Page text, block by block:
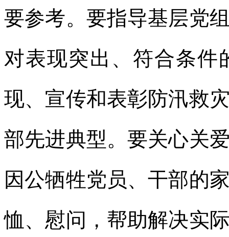
要参考。要指导基层党
对表现突出、符合条件
现、宣传和表彰防汛救
部先进典型。要关心关
因公牺牲党员、干部的
恤、慰问，帮助解决实